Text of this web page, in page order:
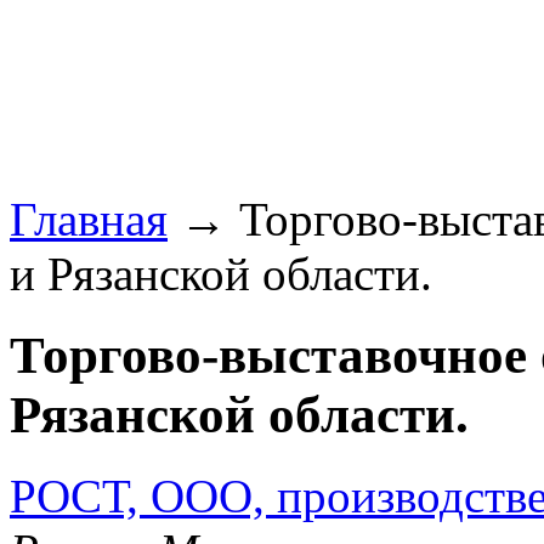
Главная → Торгово-
и Рязанской области.
Торгово-выставочное
Рязанской области.
РОСТ, ООО,